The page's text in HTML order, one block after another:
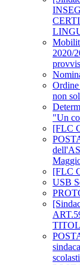
2020/
non
"Un
[FLC
[FLC
USB